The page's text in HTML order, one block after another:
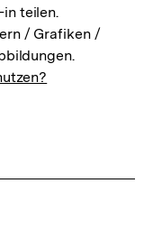
teilen.
/ Grafiken /